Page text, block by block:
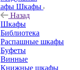
Шкафы
Назад
Шкафы
Библиотека
Распашные шкафы
Буфеты
Винные
Книжные шкафы